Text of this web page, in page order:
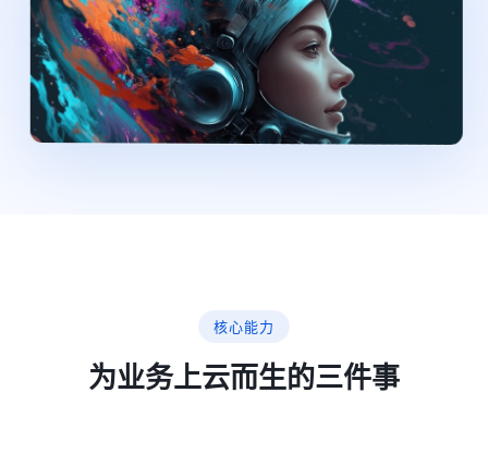
核心能力
为业务上云而生的三件事